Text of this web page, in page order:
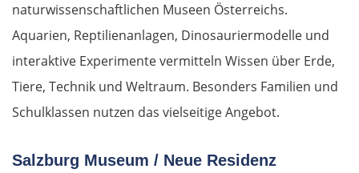
naturwissenschaftlichen Museen Österreichs.
Aquarien, Reptilienanlagen, Dinosauriermodelle und
interaktive Experimente vermitteln Wissen über Erde,
Tiere, Technik und Weltraum. Besonders Familien und
Schulklassen nutzen das vielseitige Angebot.
Salzburg Museum / Neue Residenz